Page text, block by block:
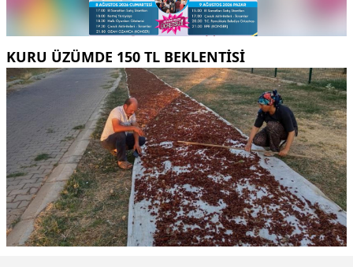
KURU ÜZÜMDE 150 TL BEKLENTISI